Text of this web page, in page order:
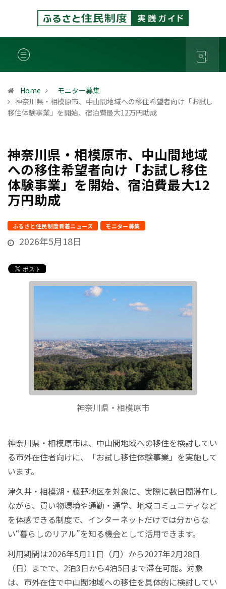
Home
モニター募集
神奈川県・相模原市、中山間地域への移住希望者向け「お試し
移住体験事業」を開始、宿泊費最大12万円助成
神奈川県・相模原市、中山間地域
への移住希望者向け「お試し移住
体験事業」を開始、宿泊費最大12
万円助成
ふるさと住民制度新着ニュース モニター募集
2026年5月18日
神奈川県・相模原市
神奈川県・相模原市は、中山間地域への移住を検討してい
る市外在住者向けに、「お試し移住体験事業」を実施して
います。
津久井・相模湖・藤野地区を対象に、実際に数日間滞在し
ながら、買い物環境や通勤・通学、地域コミュニティなど
を体感できる制度で、インターネットだけでは分からな
い“暮らしのリアル”を知る機会として活用できます。
利用期間は2026年5月11日（月）から2027年2月28日
（日）までで、2泊3日から4泊5日まで滞在可能。対象
は、市外在住で中山間地域への移住を具体的に検討してい